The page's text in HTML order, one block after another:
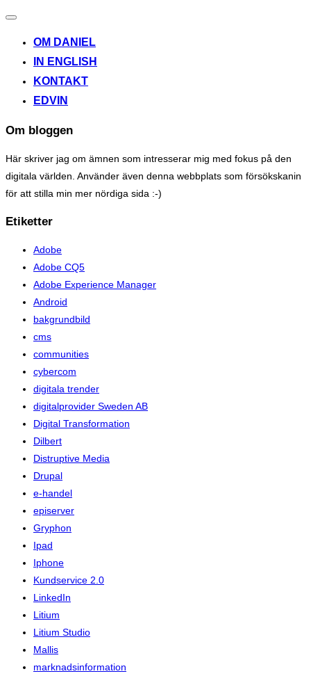
Toggle
OM DANIEL
IN ENGLISH
KONTAKT
EDVIN
Om bloggen
Här skriver jag om ämnen som intresserar mig med fokus på den
digitala världen. Använder även denna webbplats som försökskanin
för att stilla min mer nördiga sida :-)
Etiketter
Adobe
Adobe CQ5
Adobe Experience Manager
Android
bakgrundbild
cms
communities
cybercom
digitala trender
digitalprovider Sweden AB
Digital Transformation
Dilbert
Distruptive Media
Drupal
e-handel
episerver
Gryphon
Ipad
Iphone
Kundservice 2.0
LinkedIn
Litium
Litium Studio
Mallis
marknadsinformation